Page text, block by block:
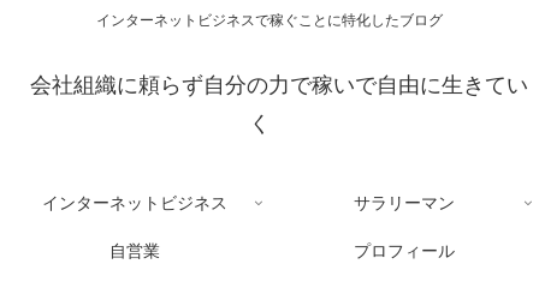
インターネットビジネスで稼ぐことに特化したブログ
会社組織に頼らず自分の力で稼いで自由に生きてい
く
インターネットビジネス サラリーマン
自営業 プロフィール